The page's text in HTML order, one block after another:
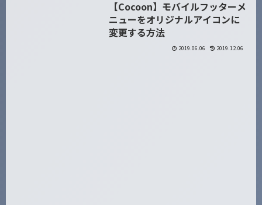
【Cocoon】モバイルフッターメ
ニューをオリジナルアイコンに
変更する方法
2019.06.06 2019.12.06